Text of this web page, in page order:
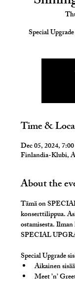
Special
Time &
Dec 05, 2024,
Finlandia-Klubi,
About the
Tämä on
konserttilippua.
ostamisesta.
SPECIAL
Special Upgrade
Aikainen
Meet ’n’